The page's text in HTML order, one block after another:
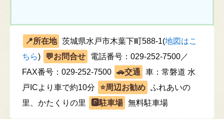
茨城県水戸市木葉下町588-1(地図はこ
ちら)
電話番号：029-252-7500／
FAX番号：029-252-7500
車：常磐道 水
戸ICより車で約10分
ふれあいの
里、かたくりの里
無料駐車場